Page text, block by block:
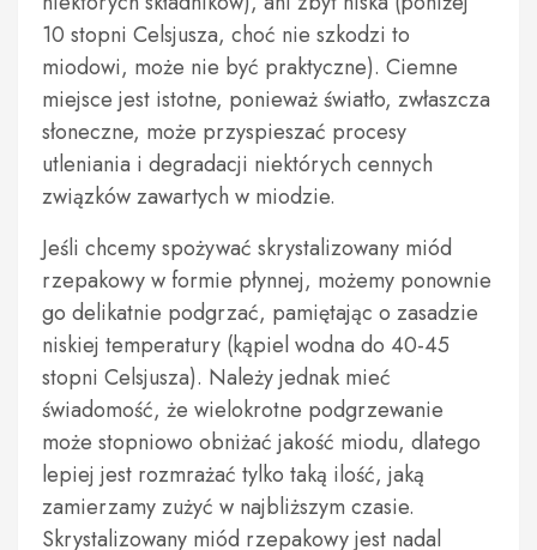
10 stopni Celsjusza, choć nie szkodzi to
miodowi, może nie być praktyczne). Ciemne
miejsce jest istotne, ponieważ światło, zwłaszcza
słoneczne, może przyspieszać procesy
utleniania i degradacji niektórych cennych
związków zawartych w miodzie.
Jeśli chcemy spożywać skrystalizowany miód
rzepakowy w formie płynnej, możemy ponownie
go delikatnie podgrzać, pamiętając o zasadzie
niskiej temperatury (kąpiel wodna do 40-45
stopni Celsjusza). Należy jednak mieć
świadomość, że wielokrotne podgrzewanie
może stopniowo obniżać jakość miodu, dlatego
lepiej jest rozmrażać tylko taką ilość, jaką
zamierzamy zużyć w najbliższym czasie.
Skrystalizowany miód rzepakowy jest nadal